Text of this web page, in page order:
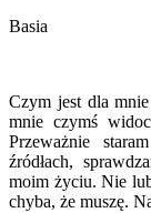
Basia
Czym jest dla
mnie czymś
Przeważnie
źródłach,
moim życiu. Nie
chyba, że muszę.